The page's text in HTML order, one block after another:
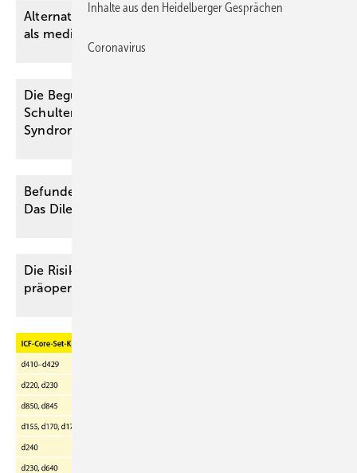
Alternativmedizin bei vermutlicher Depression
als medizinisch notwendige
Die Begutachtung der neuralgischen ­
Schulteramyotrophie (Parsonage-Turner-
Syndrom) in verschiedenen
Befunderhebungsfehler versus Diagnosefehler –
Das Dilemma des Gutachters und die
Die Risiko-Aufklärung – nur eine lästige Pflicht im
präoperativen
Inhalte aus den Heidelberger Gesprächen
Coronavirus